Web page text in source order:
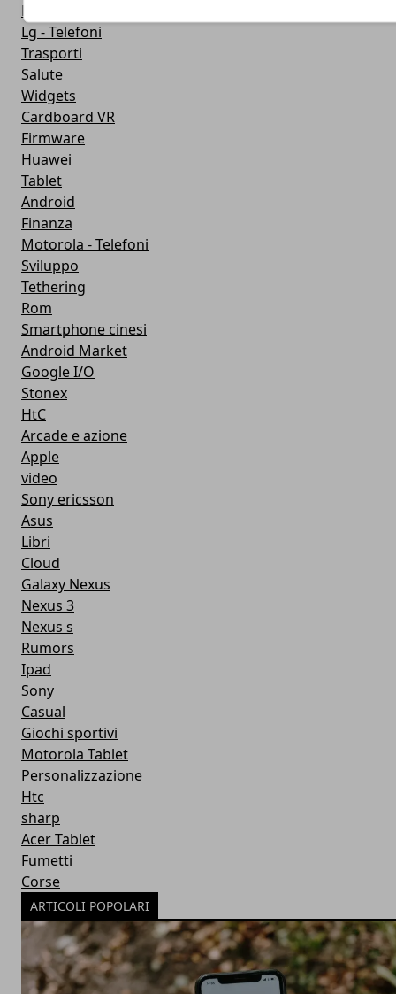
Emulazione
Lg - Telefoni
Trasporti
Salute
Widgets
Cardboard VR
Firmware
Huawei
Tablet
Android
Finanza
Motorola - Telefoni
Sviluppo
Tethering
Rom
Smartphone cinesi
Android Market
Google I/O
Stonex
HtC
Arcade e azione
Apple
video
Sony ericsson
Asus
Libri
Cloud
Galaxy Nexus
Nexus 3
Nexus s
Rumors
Ipad
Sony
Casual
Giochi sportivi
Motorola Tablet
Personalizzazione
Htc
sharp
Acer Tablet
Fumetti
Corse
ARTICOLI POPOLARI